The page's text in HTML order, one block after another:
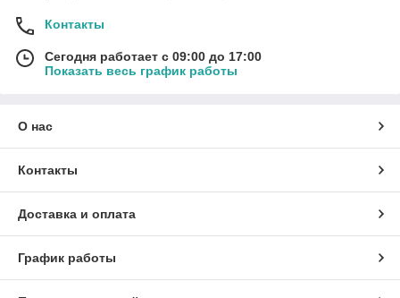
Контакты
Сегодня работает с 09:00 до 17:00
Показать весь график работы
О нас
Контакты
Доставка и оплата
График работы